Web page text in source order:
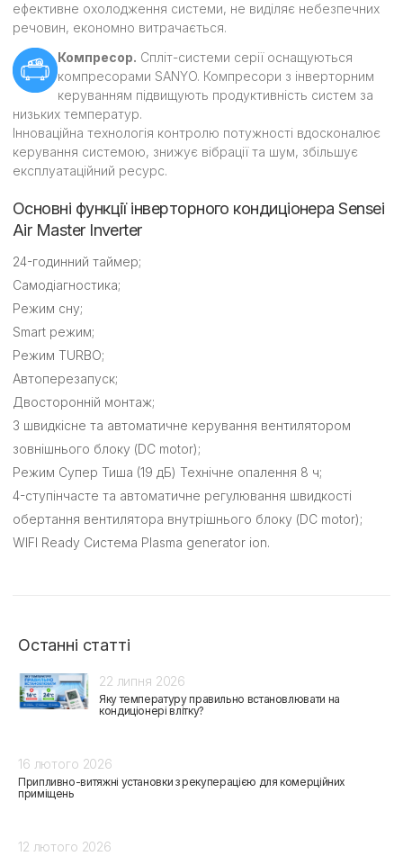
Останні статті
22 липня 2026
Яку температуру правильно встановлювати на
кондиціонері влітку?
16 лютого 2026
Припливно-витяжні установки з рекуперацією для комерційних
приміщень
12 лютого 2026
ефективне охолодження системи, не виділяє небезпечних
речовин, економно витрачається.
Компресор. Спліт-системи серії оснащуються
компресорами SANYO. Компресори з інверторним
керуванням підвищують продуктивність систем за
низьких температур.
Інноваційна технологія контролю потужності вдосконалює
керування системою, знижує вібрації та шум, збільшує
експлуатаційний ресурс.
Основні функції інверторного кондиціонера Sensei
Air Master Inverter
24-годинний таймер;
Самодіагностика;
Режим сну;
Smart режим;
Режим TURBO;
Автоперезапуск;
Двосторонній монтаж;
3 швидкісне та автоматичне керування вентилятором
зовнішнього блоку (DC motor);
Режим Супер Тиша (19 дБ) Технічне опалення 8 ч;
4-ступінчасте та автоматичне регулювання швидкості
обертання вентилятора внутрішнього блоку (DC motor);
WIFI Ready Система Plasma generator ion.